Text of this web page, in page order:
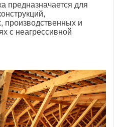
предназначается для
производственных и
с неагрессивной